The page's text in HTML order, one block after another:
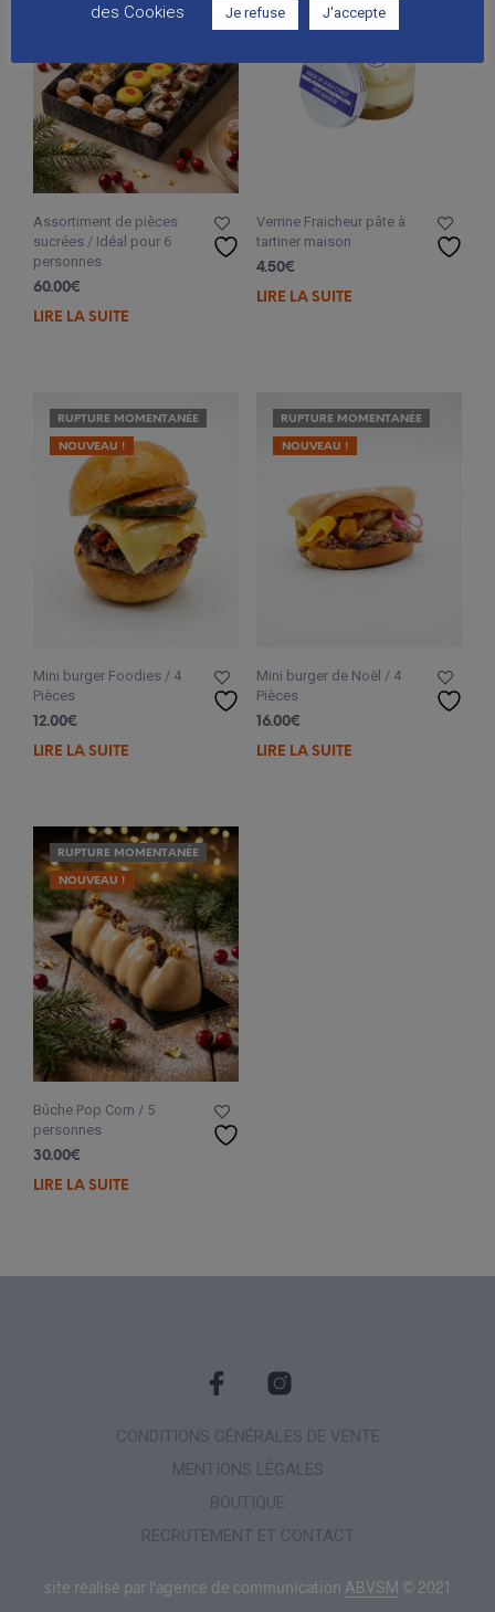
Assortiment de pièces
sucrées / Idéal pour 6
personnes
60.00€
LIRE LA SUITE
Verrine Fraicheur pâte à
tartiner maison
4.50€
LIRE LA SUITE
RUPTURE MOMENTANÉE
NOUVEAU !
Mini burger Foodies / 4
Pièces
12.00€
LIRE LA SUITE
RUPTURE MOMENTANÉE
NOUVEAU !
Mini burger de Noël / 4
Pièces
16.00€
LIRE LA SUITE
RUPTURE MOMENTANÉE
NOUVEAU !
Bûche Pop Corn / 5
personnes
30.00€
LIRE LA SUITE
CONDITIONS GÉNÉRALES DE VENTE
MENTIONS LÉGALES
BOUTIQUE
RECRUTEMENT ET CONTACT
site réalisé par l'agence de communication ABVSM © 2021
des Cookies
Je refuse J'accepte